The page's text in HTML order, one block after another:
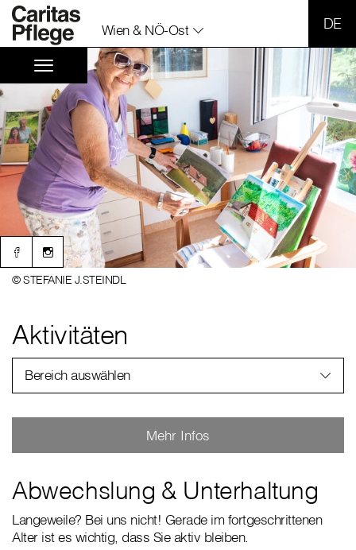
Wien & NÖ-Ost
Aktivitäten
© STEFANIE J.STEINDL
Bereich auswählen
Mehr Infos
Abwechslung & Unterhaltung
Langeweile? Bei uns nicht! Gerade im fortgeschrittenen
Alter ist es wichtig, dass Sie aktiv bleiben.